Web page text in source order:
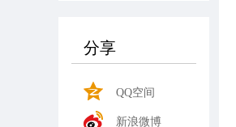
分享
QQ空间
新浪微博